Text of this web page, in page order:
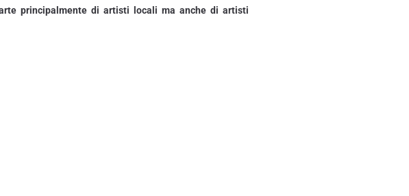
principalmente di artisti locali ma anche di artisti